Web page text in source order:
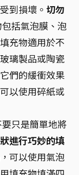
到損壞。 切勿
括氣泡膜、泡
充物適用於不
璃製品或陶瓷
們的緩衝效果
以使用碎紙或
只是簡單地將
進行巧妙的填
可以使用氣泡